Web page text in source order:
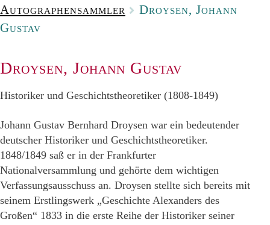
Autographensammler
Droysen, Johann
Gustav
Droysen, Johann Gustav
Historiker und Geschichtstheoretiker (1808-1849)
Johann Gustav Bernhard Droysen war ein bedeutender
deutscher Historiker und Geschichtstheoretiker.
1848/1849 saß er in der Frankfurter
Nationalversammlung und gehörte dem wichtigen
Verfassungsausschuss an. Droysen stellte sich bereits mit
seinem Erstlingswerk „Geschichte Alexanders des
Großen“ 1833 in die erste Reihe der Historiker seiner